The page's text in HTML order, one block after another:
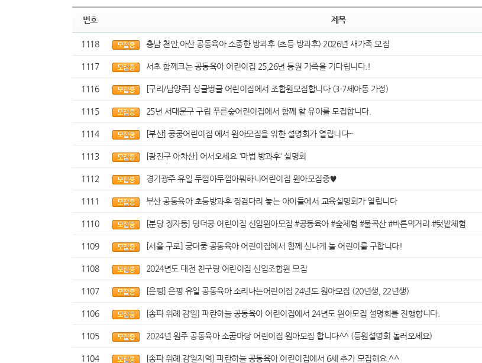
번호 제목
1118 충남 천안,아산 공동육아 소중한 방과후 (초등 방과후) 2026년 새가족 모집
1117 서초 함께크는 공동육아 어린이집 25,26년 등원 가족을 기다립니다.!
1116 [구리/남양주] 싱글벙글 어린이집에서 조합원모집합니다 (3-7세아동 가정)
1115 25년 서대문구 구립 푸른숲어린이집에서 함께 할 유아를 모집합니다.
1114 [부산] 쿵쿵어린이집 에서 원아모집을 위한 설명회가 열립니다~
1113 [광진구 아차산] 어서오세요 '마법 방과후' 설명회
1112 경기광주 유일 두껍아두껍아뭐하니어린이집 원아모집중♥
1111 부산 공동육아 초등방과후 징검다리 놓는 아이들에서 교육설명회가 열립니다
1110 [분당 정자동] 덩더쿵 어린이집 신입원아모집 #공동육아 #숲체험 #불곡산 #바른먹거리 #텃밭체험
1109 [서울 구로] 궁더쿵 공동육아 어린이집에서 함께 신나게 놀 어린이를 구합니다!
1108 2024년도 대전 친구랑 어린이집 신입조합원 모집
1107 [은평] 은평 유일 공동육아 소리나는어린이집 24년도 원아모집 (20년생, 22년생)
1106 [송파 위례 감일] 파란하늘 공동육아 어린이집에서 24년도 원아모집 설명회를 진행합니다.
1105 2024년 원주 공동육아 소꿉마당 어린이집 원아모집 합니다^^ (등원설명회 놀러오세요)
1104 [송파 위례 감일지역] 파란하늘 공동육아 어린이집에서 6세 추가 모집해요.^^